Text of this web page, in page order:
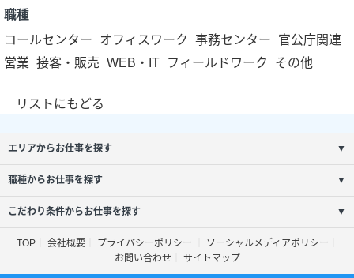
職種
コールセンター
オフィスワーク 事務センター
官公庁関連
営業 接客・販売 WEB・IT フィールドワーク その他
リストにもどる
エリアからお仕事を探す ▼
職種からお仕事を探す ▼
こだわり条件からお仕事を探す ▼
TOP 会社概要 プライバシーポリシー
ソーシャルメディアポリシー
お問い合わせ
サイトマップ